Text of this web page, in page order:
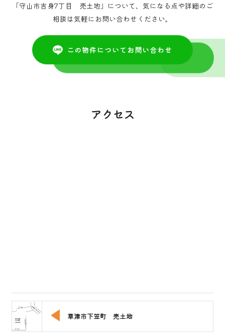
「守山市吉身7丁目 売土地」について、気になる点や詳細のご
相談は気軽にお問い合わせください。
この物件についてお問い合わせ
アクセス
草津市下笠町 売土地